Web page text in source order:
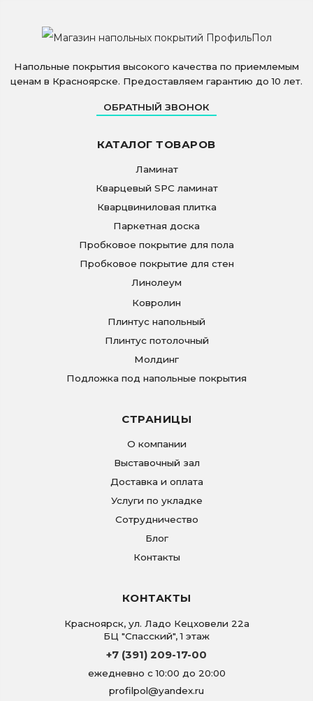
Напольные покрытия высокого качества по приемлемым
ценам в Красноярске. Предоставляем гарантию до 10 лет.
ОБРАТНЫЙ ЗВОНОК
КАТАЛОГ ТОВАРОВ
Ламинат
Кварцевый SPC ламинат
Кварцвиниловая плитка
Паркетная доска
Пробковое покрытие для пола
Пробковое покрытие для стен
Линолеум
Ковролин
Плинтус напольный
Плинтус потолочный
Молдинг
Подложка под напольные покрытия
СТРАНИЦЫ
О компании
Выставочный зал
Доставка и оплата
Услуги по укладке
Сотрудничество
Блог
Контакты
КОНТАКТЫ
Красноярск, ул. Ладо Кецховели 22а
БЦ "Спасский", 1 этаж
+7 (391) 209-17-00
ежедневно с 10:00 до 20:00
profilpol@yandex.ru